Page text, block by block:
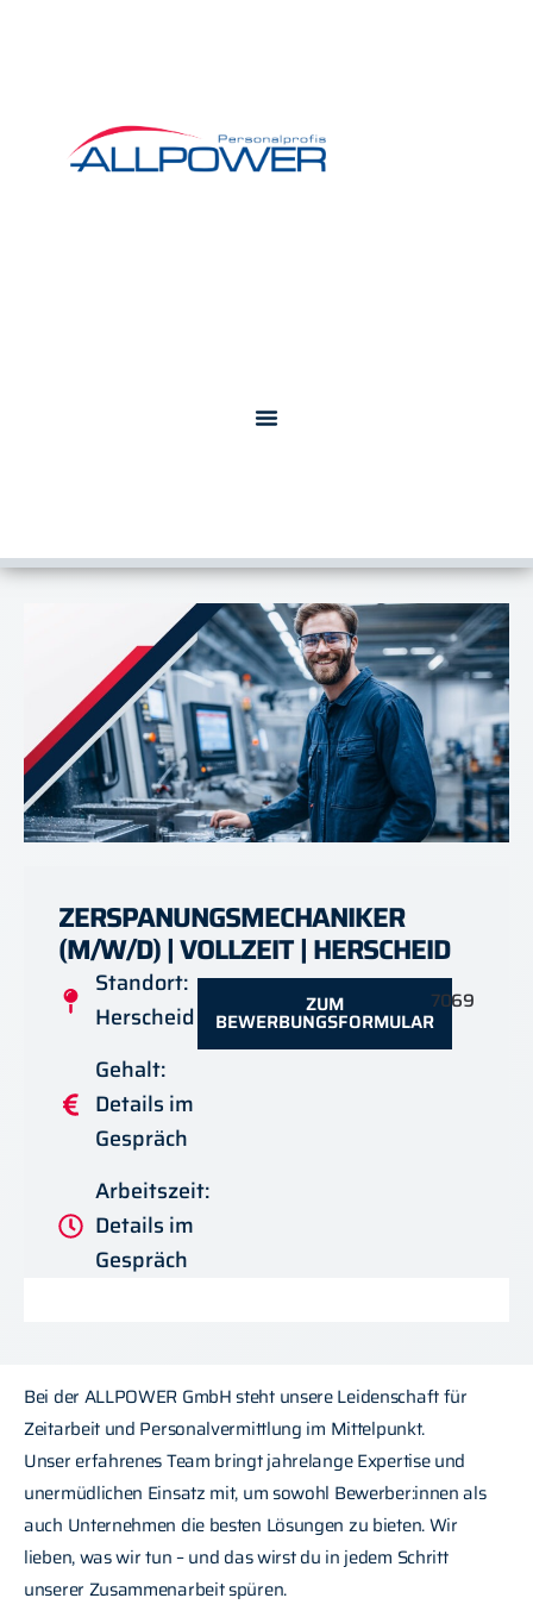
ZERSPANUNGSMECHANIKER
(M/W/D) | VOLLZEIT | HERSCHEID
Standort:
Herscheid
Gehalt:
Details im
Gespräch
Arbeitszeit:
Details im
Gespräch
ZUM
BEWERBUNGSFORMULAR
7069
Bei der ALLPOWER GmbH steht unsere Leidenschaft für
Zeitarbeit und Personalvermittlung im Mittelpunkt.
Unser erfahrenes Team bringt jahrelange Expertise und
unermüdlichen Einsatz mit, um sowohl Bewerber:innen als
auch Unternehmen die besten Lösungen zu bieten. Wir
lieben, was wir tun – und das wirst du in jedem Schritt
unserer Zusammenarbeit spüren.